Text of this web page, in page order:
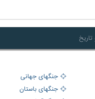
جنگهای جهانی
جنگهای باستان